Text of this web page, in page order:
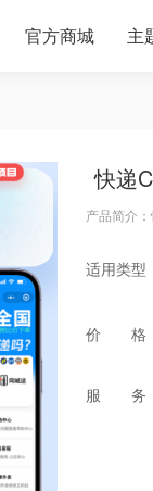
官方商城 主
快递
产品简介
适用类型
价 格
服 务